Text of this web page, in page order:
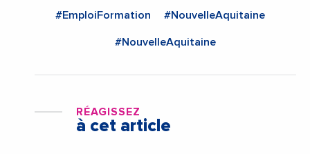
#EmploiFormation #NouvelleAquitaine
#NouvelleAquitaine
RÉAGISSEZ
à cet article